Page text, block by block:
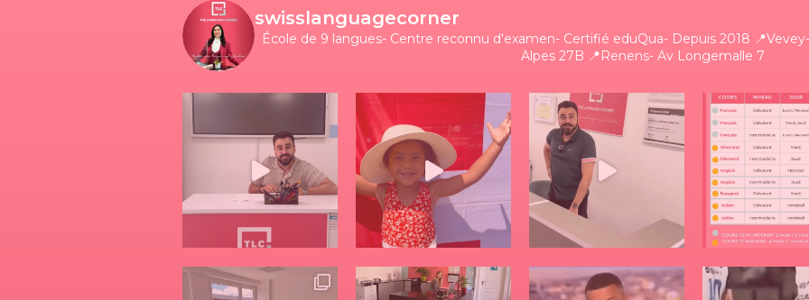
swisslanguagecorner
École de 9 langues- Centre reconnu d'examen- Certifié eduQua- Depuis 2018
Alpes 27B 📍Renens- Av Longemalle 7